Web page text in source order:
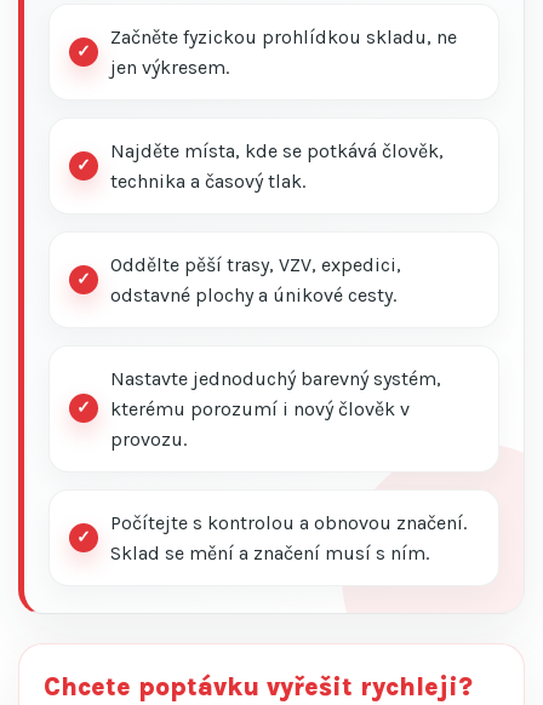
Začněte fyzickou prohlídkou skladu, ne
jen výkresem.
Najděte místa, kde se potkává člověk,
technika a časový tlak.
Oddělte pěší trasy, VZV, expedici,
odstavné plochy a únikové cesty.
Nastavte jednoduchý barevný systém,
kterému porozumí i nový člověk v
provozu.
Počítejte s kontrolou a obnovou značení.
Sklad se mění a značení musí s ním.
Chcete poptávku vyřešit rychleji?